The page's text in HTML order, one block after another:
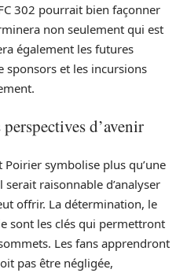
302 pourrait bien façonner
non seulement qui est
également les futures
sponsors et les incursions
d’avenir
Poirier symbolise plus qu’une
raisonnable d’analyser
offrir. La détermination, le
sont les clés qui permettront
Les fans apprendront
pas être négligée,